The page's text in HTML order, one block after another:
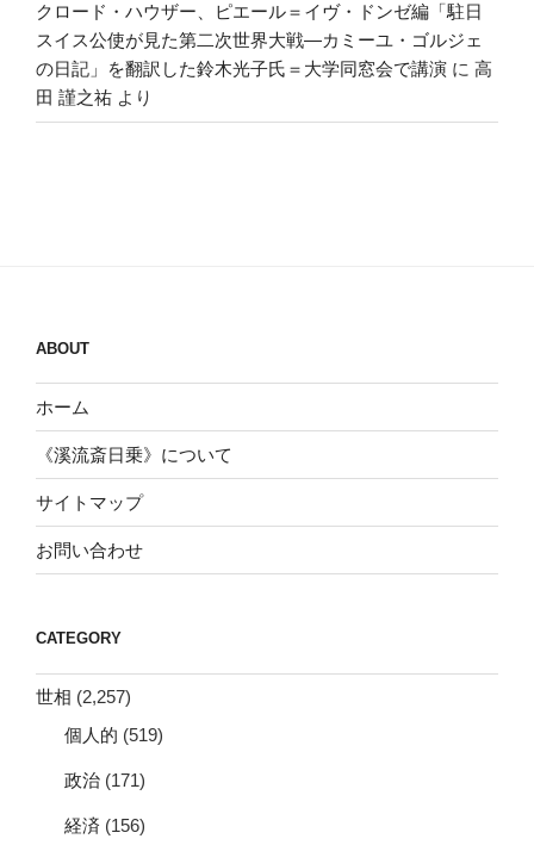
クロード・ハウザー、ピエール＝イヴ・ドンゼ編「駐日
スイス公使が見た第二次世界大戦―カミーユ・ゴルジェ
の日記」を翻訳した鈴木光子氏＝大学同窓会で講演 に 高
田 謹之祐 より
ABOUT
ホーム
《溪流斎日乗》について
サイトマップ
お問い合わせ
CATEGORY
世相 (2,257)
個人的 (519)
政治 (171)
経済 (156)